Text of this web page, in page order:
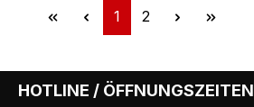
Seite
1 Seite
2
HOTLINE / ÖFFNUNGSZEITEN